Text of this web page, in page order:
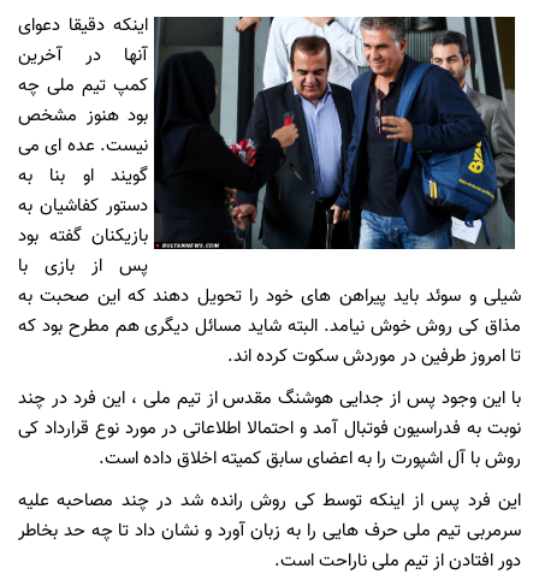
اینکه دقیقا دعوای
آنها در آخرین
کمپ تیم ملی چه
بود هنوز مشخص
نیست. عده ای می
گویند او بنا به
دستور کفاشیان به
بازیکنان گفته بود
پس از بازی با
شیلی و سوئد باید پیراهن های خود را تحویل دهند که این صحبت به
مذاق کی روش خوش نیامد. البته شاید مسائل دیگری هم مطرح بود که
تا امروز طرفین در موردش سکوت کرده اند.
با این وجود پس از جدایی هوشنگ مقدس از تیم ملی ، این فرد در چند
نوبت به فدراسیون فوتبال آمد و احتمالا اطلاعاتی در مورد نوع قرارداد کی
روش با آل اشپورت را به اعضای سابق کمیته اخلاق داده است.
این فرد پس از اینکه توسط کی روش رانده شد در چند مصاحبه علیه
سرمربی تیم ملی حرف هایی را به زبان آورد و نشان داد تا چه حد بخاطر
دور افتادن از تیم ملی ناراحت است.